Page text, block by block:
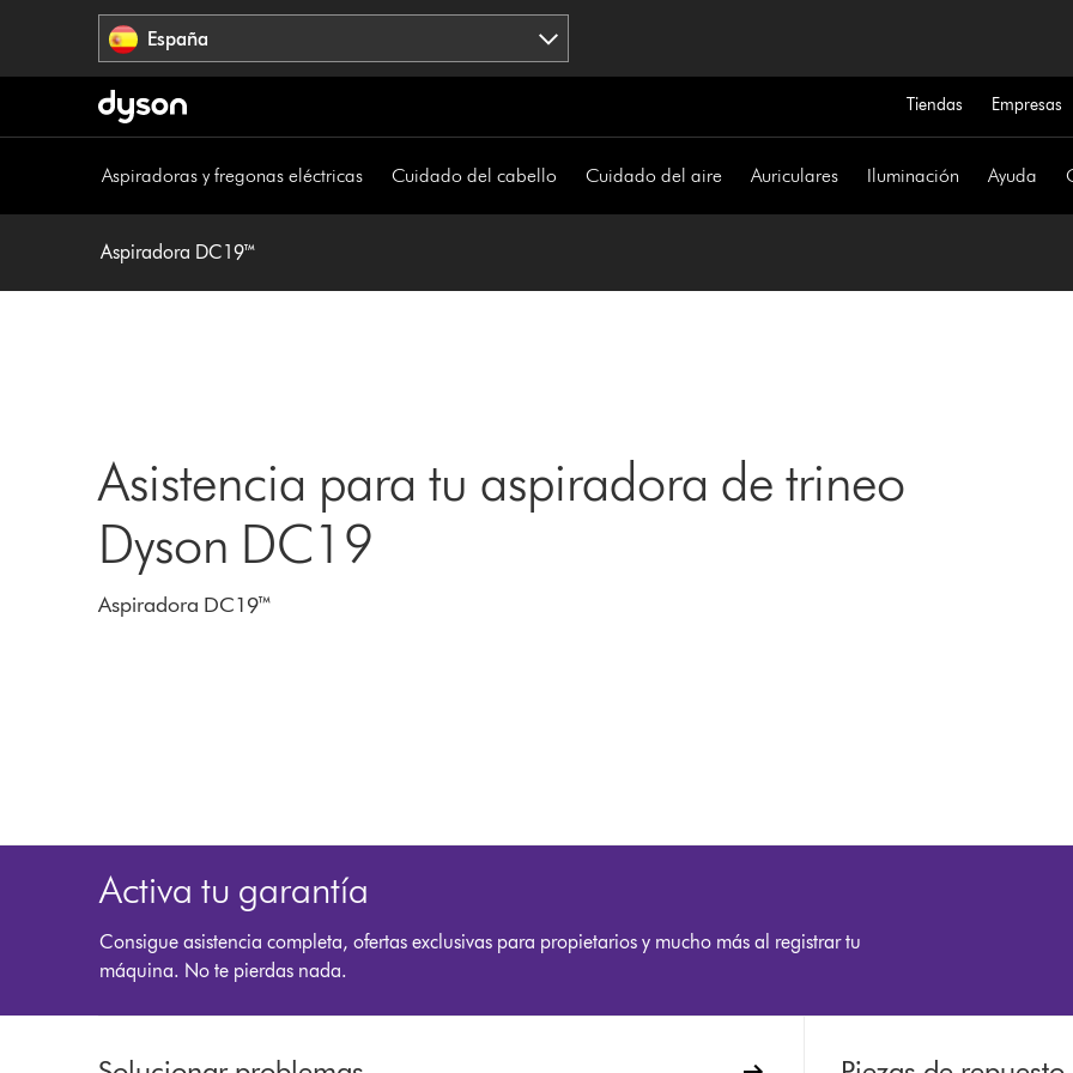
España
Tiendas Empresas
Aspiradoras y fregonas eléctricas Cuidado del cabello Cuidado del aire Auriculares Iluminación Ayuda
Aspiradora DC19™
Asistencia para tu aspiradora de trineo
Dyson DC19
Aspiradora DC19™
Activa tu garantía
Consigue asistencia completa, ofertas exclusivas para propietarios y mucho más al registrar tu
máquina. No te pierdas nada.